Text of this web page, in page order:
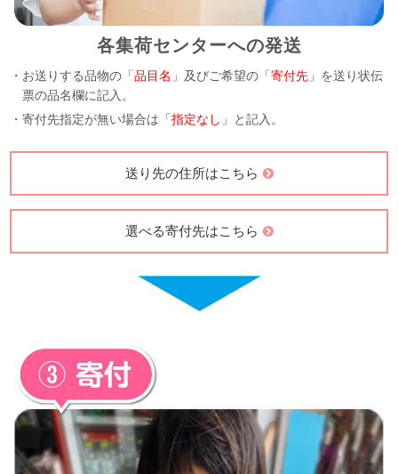
各集荷センターへの発送
・お送りする品物の「品目名 」及びご希望の「寄付先 」を送り状伝
票の品名欄に記入。
・寄付先指定が無い場合は「指定なし 」と記入。
送り先の住所はこちら
選べる寄付先はこちら